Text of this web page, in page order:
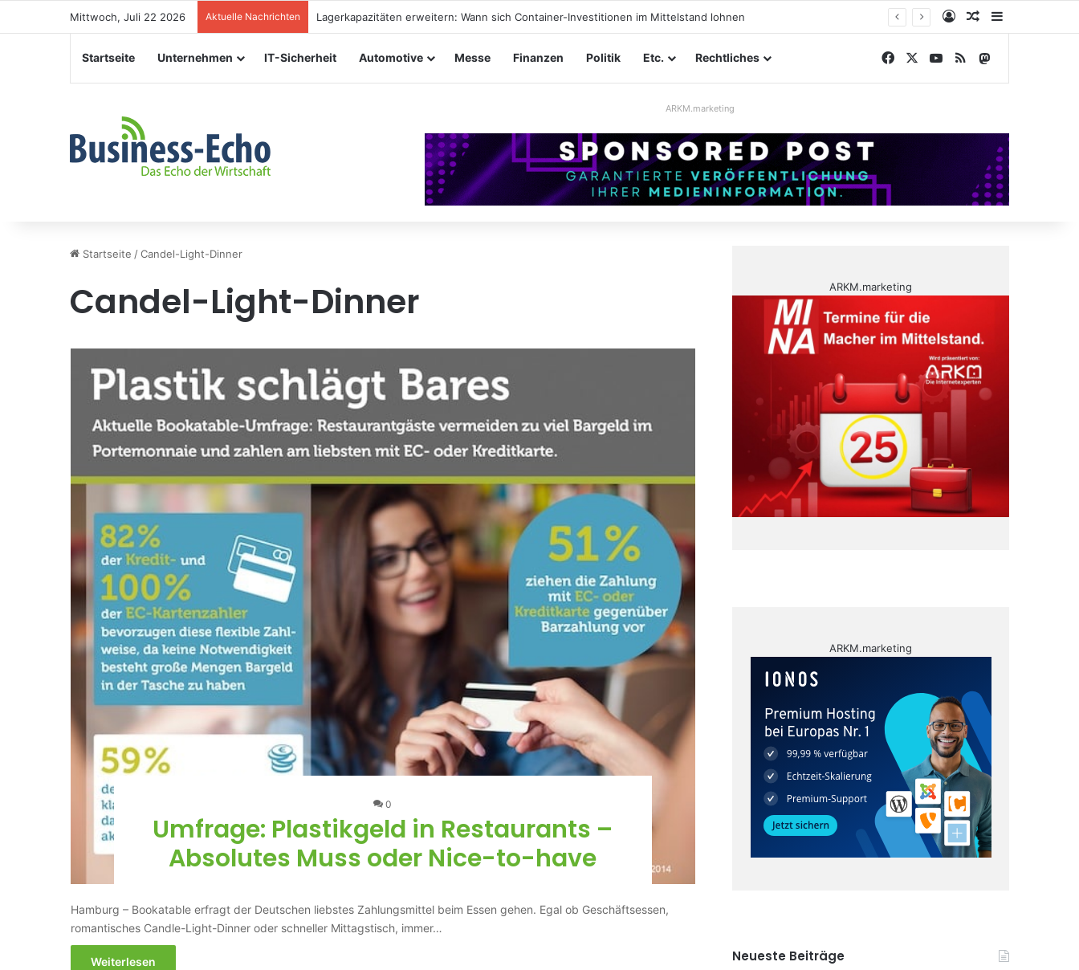
Mittwoch, Juli 22 2026 Aktuelle Nachrichten Veranstaltungssicherheit im Mittelstand: Absperrkonzepte für temporäre Außengelände AnmeldenZufälliger
Startseite Unternehmen IT-Sicherheit Automotive Messe Finanzen Politik Etc. Rechtliches Facebook YouTube
RSS
ARKM.marketing
Startseite /Candel-Light-Dinner
Candel-Light-Dinner
0
Umfrage: Plastikgeld in Restaurants –
Absolutes Muss oder Nice-to-have
Hamburg – Bookatable erfragt der Deutschen liebstes Zahlungsmittel beim Essen gehen. Egal ob Geschäftsessen,
romantisches Candle-Light-Dinner oder schneller Mittagstisch, immer…
Weiterlesen
ARKM.marketing
ARKM.marketing
Neueste Beiträge